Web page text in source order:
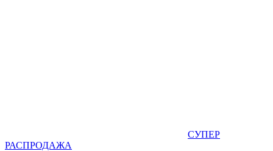
СУПЕР
РАСПРОДАЖА